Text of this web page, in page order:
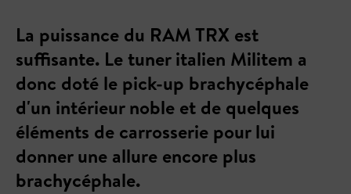
La puissance du RAM TRX est
suffisante. Le tuner italien Militem a
donc doté le pick-up brachycéphale
d'un intérieur noble et de quelques
éléments de carrosserie pour lui
donner une allure encore plus
brachycéphale.